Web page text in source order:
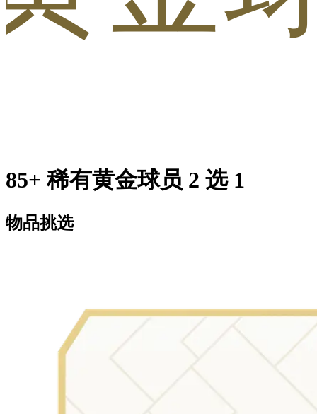
85+ 稀有黄金球员 2 选 1
物品挑选